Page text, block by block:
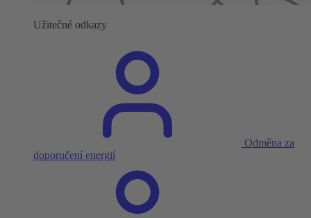
Užitečné odkazy
Odměna za
doporučení energií